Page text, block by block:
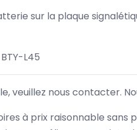
sur la plaque
L45
veuillez nous contacter.
à prix raisonnable